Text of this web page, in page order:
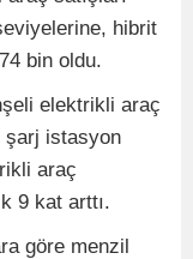
hibrit
bin oldu.
elektrikli araç
şarj istasyon
araç
9 kat arttı.
göre menzil